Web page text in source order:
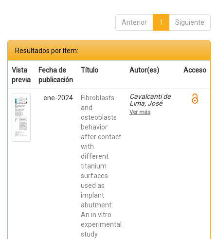
Anterior 1 Siguiente
Resultados por ítem:
Vista
previa
Fecha de
publicación
Título Autor(es) Acceso
ene-2024
Fibroblasts
and
osteoblasts
behavior
after contact
with
different
titanium
surfaces
used as
implant
abutment:
An in vitro
experimental
study
Cavalcanti de
Lima, José
Henrique;
Robbs ,
Ver más